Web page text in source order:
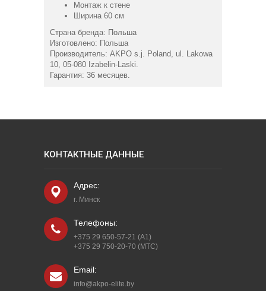
Монтаж к стене
Ширина 60 см
Страна бренда: Польша
Изготовлено: Польша
Производитель: AKPO s.j. Poland, ul. Lakowa
10, 05-080 Izabelin-Laski.
Гарантия: 36 месяцев.
КОНТАКТНЫЕ ДАННЫЕ
Адрес:
г. Минск
Телефоны:
+375 29 650-57-21 (A1)
+375 29 750-20-70 (МТС)
Email:
info@akpo-elite.by